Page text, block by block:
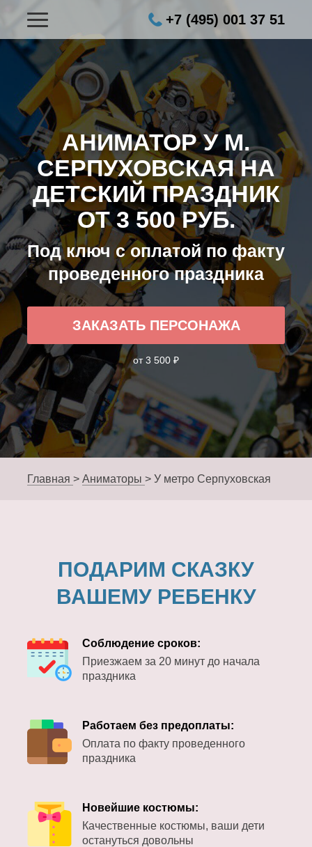
+7 (495) 001 37 51
АНИМАТОР У М.
СЕРПУХОВСКАЯ НА
ДЕТСКИЙ ПРАЗДНИК
ОТ 3 500 РУБ.
Под ключ с оплатой по факту
проведенного праздника
ЗАКАЗАТЬ ПЕРСОНАЖА
от 3 500 ₽
Главная > Аниматоры > У метро Серпуховская
ПОДАРИМ СКАЗКУ
ВАШЕМУ РЕБЕНКУ
Соблюдение сроков:
Приезжаем за 20 минут до начала
праздника
Работаем без предоплаты:
Оплата по факту проведенного
праздника
Новейшие костюмы:
Качественные костюмы, ваши дети
остануться довольны